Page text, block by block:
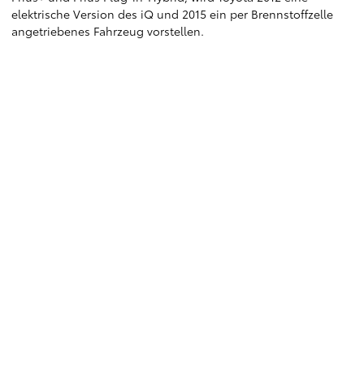
elektrische Version des iQ und 2015 ein per Brennstoffzelle
angetriebenes Fahrzeug vorstellen.